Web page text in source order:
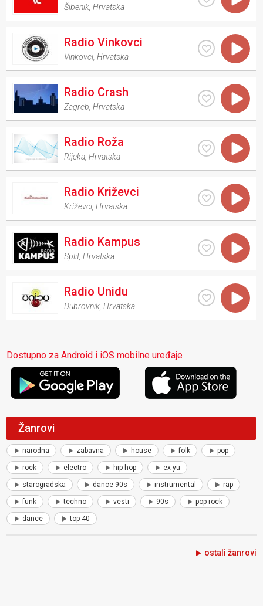
Šibenik ,Hrvatska
Radio Vinkovci
Vinkovci ,Hrvatska
Radio Crash
Zagreb ,Hrvatska
Radio Roža
Rijeka ,Hrvatska
Radio Križevci
Križevci ,Hrvatska
Radio Kampus
Split,Hrvatska
Radio Unidu
Dubrovnik ,Hrvatska
Dostupno za Android i iOS mobilne uređaje
Žanrovi
narodna zabavna house folk pop
rock electro hip-hop ex-yu
starogradska dance 90s instrumental rap
funk techno vesti 90s pop-rock
dance top 40
ostali žanrovi